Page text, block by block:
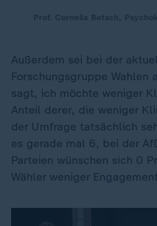
Außerdem sei bei der
Forschungsgruppe
sagt, ich möchte weniger
Anteil derer, die weniger
der Umfrage tatsächlich
es gerade mal 6, bei der
Parteien wünschen sich 0
Wähler weniger